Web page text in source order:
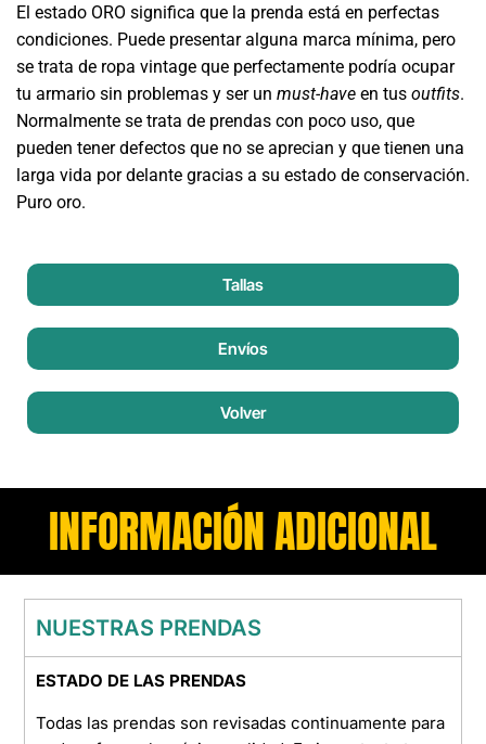
El estado ORO significa que la prenda está en perfectas
condiciones. Puede presentar alguna marca mínima, pero
se trata de ropa vintage que perfectamente podría ocupar
tu armario sin problemas y ser un must-have en tus outfits.
Normalmente se trata de prendas con poco uso, que
pueden tener defectos que no se aprecian y que tienen una
larga vida por delante gracias a su estado de conservación.
Puro oro.
Tallas
Envíos
Volver
INFORMACIÓN ADICIONAL
NUESTRAS PRENDAS
ESTADO DE LAS PRENDAS
Todas las prendas son revisadas continuamente para